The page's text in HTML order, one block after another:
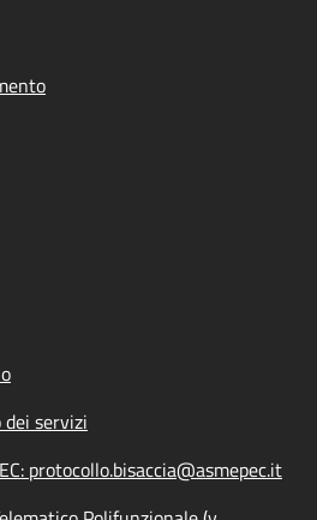
servizi
protocollo.bisaccia@asmepec.it